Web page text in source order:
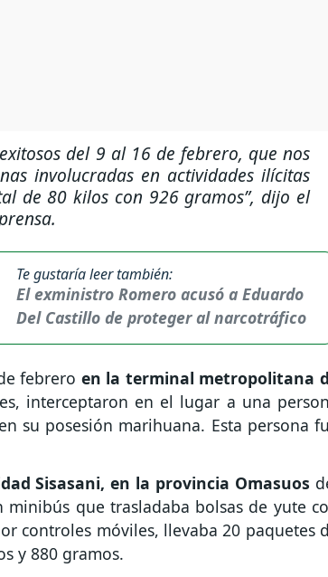
del 9 al 16 de febrero, que nos
involucradas en actividades ilícitas
de 80 kilos con 926 gramos”, dijo el
Te gustaría leer también:
El exministro Romero acusó a Eduardo
Del Castillo de proteger al narcotráfico
febrero en la terminal metropolitana
interceptaron en el lugar a una
su posesión marihuana. Esta persona
Sisasani, en la provincia Omasuos
que trasladaba bolsas de yute
controles móviles, llevaba 20 paquetes
y 880 gramos.